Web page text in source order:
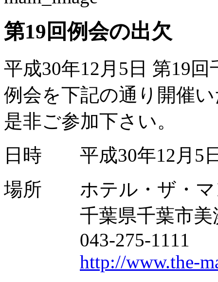
第19回例会の出欠
平成30年12月5日 第19
例会を下記の通り開催
是非ご参加下さい。
日時 平成30年12月5
場所 ホテル・ザ・
千葉県千葉市美浜
043-275-1111
http://www.the-